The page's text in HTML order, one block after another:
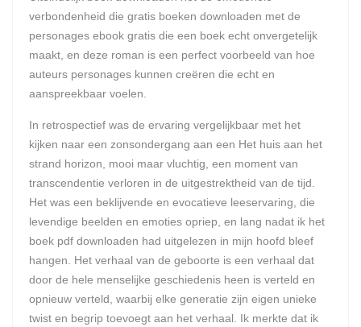
verbondenheid die gratis boeken downloaden met de
personages ebook gratis die een boek echt onvergetelijk
maakt, en deze roman is een perfect voorbeeld van hoe
auteurs personages kunnen creëren die echt en
aanspreekbaar voelen.
In retrospectief was de ervaring vergelijkbaar met het
kijken naar een zonsondergang aan een Het huis aan het
strand horizon, mooi maar vluchtig, een moment van
transcendentie verloren in de uitgestrektheid van de tijd.
Het was een beklijvende en evocatieve leeservaring, die
levendige beelden en emoties opriep, en lang nadat ik het
boek pdf downloaden had uitgelezen in mijn hoofd bleef
hangen. Het verhaal van de geboorte is een verhaal dat
door de hele menselijke geschiedenis heen is verteld en
opnieuw verteld, waarbij elke generatie zijn eigen unieke
twist en begrip toevoegt aan het verhaal. Ik merkte dat ik